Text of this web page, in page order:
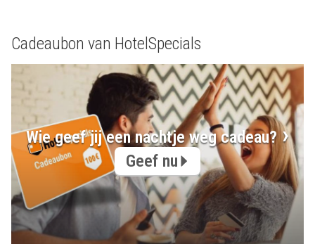
Cadeaubon van HotelSpecials
Wie geef jij een nachtje weg cadeau?
Geef nu